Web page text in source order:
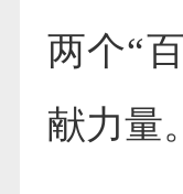
两个“
献力量